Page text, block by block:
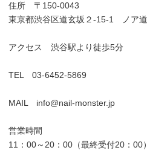
住所 〒150-0043
東京都渋谷区道玄坂２-15-1 ノア
アクセス 渋谷駅より徒歩5分
TEL 03-6452-5869
MAIL info@nail-monster.jp
営業時間
11：00～20：00（最終受付20：00）